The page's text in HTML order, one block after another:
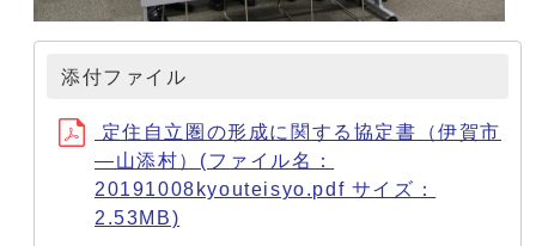
添付ファイル
定住自立圏の形成に関する協定書（伊賀市
―山添村）(ファイル名：
20191008kyouteisyo.pdf サイズ：
2.53MB)